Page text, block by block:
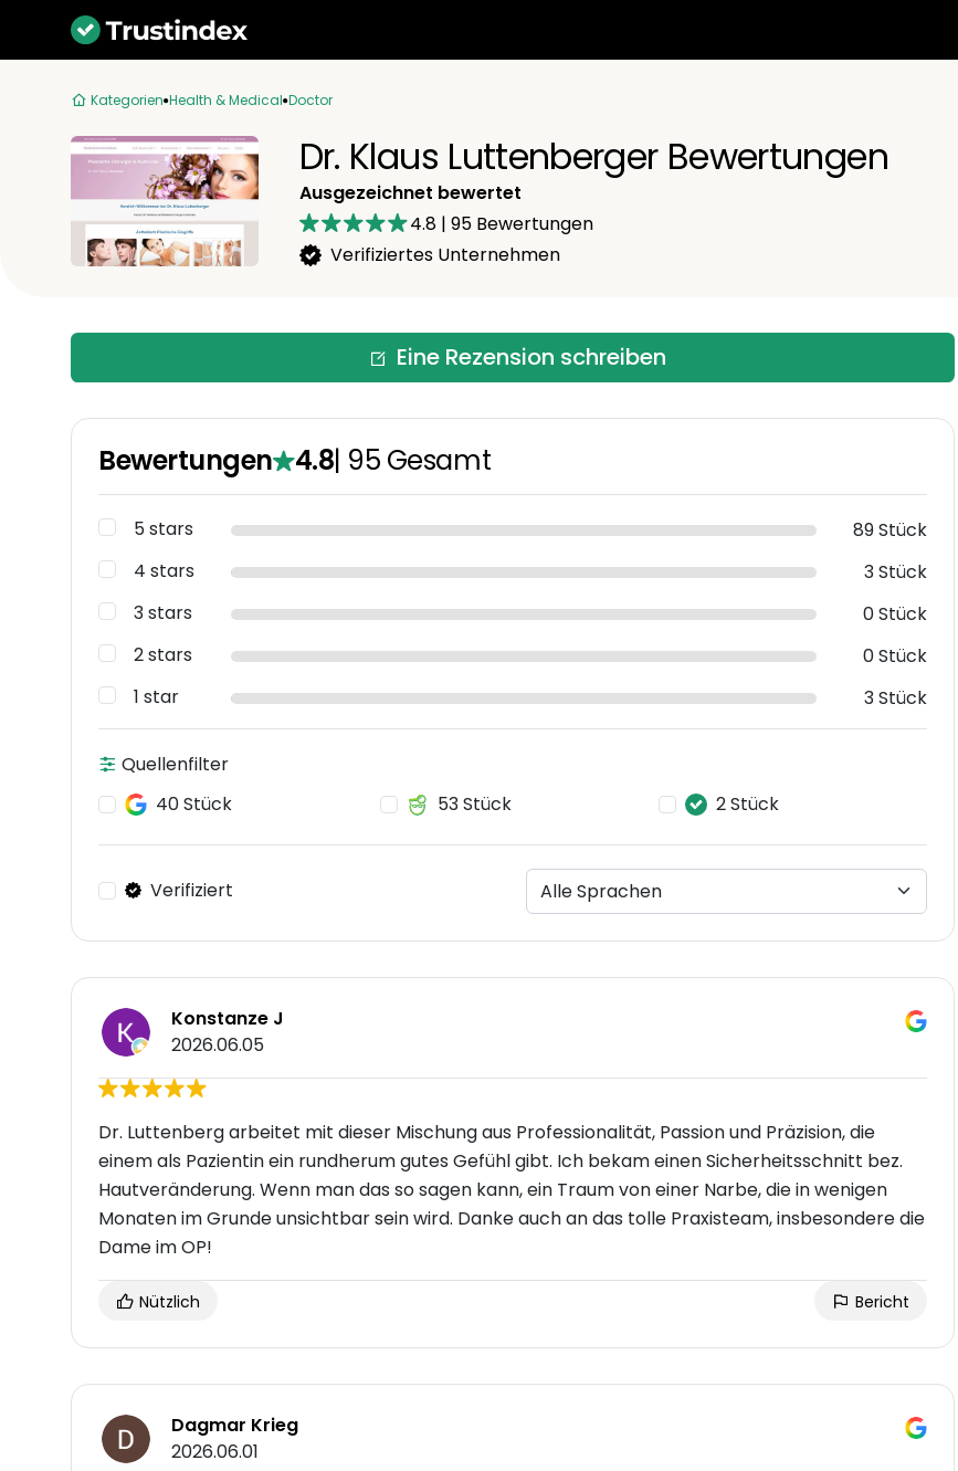
Kategorien Health & Medical Doctor
Dr. Klaus Luttenberger Bewertungen
Ausgezeichnet bewertet
4.8 | 95Bewertungen
Verifiziertes Unternehmen
Eine Rezension schreiben
Bewertungen 4.8| 95 Gesamt
5 stars
89 Stück
4 stars
3 Stück
3 stars
0 Stück
2 stars
0 Stück
1 star
3 Stück
Quellenfilter
40 Stück
53 Stück 2 Stück
Verifiziert
Konstanze J
2026.06.05
Dr. Luttenberg arbeitet mit dieser Mischung aus Professionalität, Passion und Präzision, die
einem als Pazientin ein rundherum gutes Gefühl gibt. Ich bekam einen Sicherheitsschnitt bez.
Hautveränderung. Wenn man das so sagen kann, ein Traum von einer Narbe, die in wenigen
Monaten im Grunde unsichtbar sein wird. Danke auch an das tolle Praxisteam, insbesondere die
Dame im OP!
Nützlich Bericht
Dagmar Krieg
2026.06.01